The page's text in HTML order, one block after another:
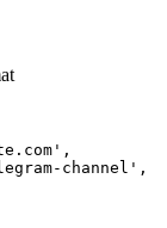
channel',